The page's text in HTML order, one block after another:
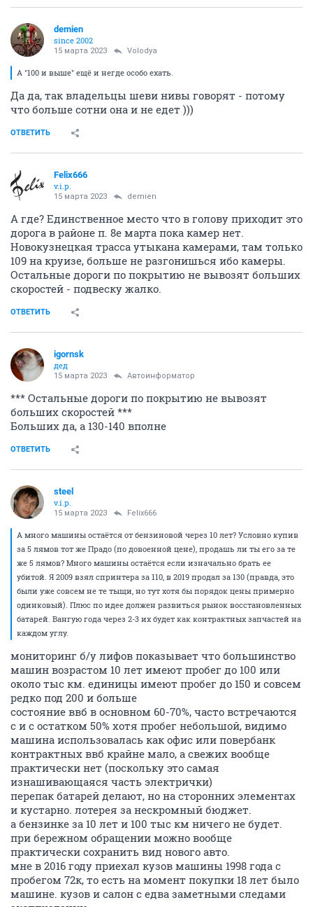
demien
since 2002
15 марта 2023 Volodya
А "100 и выше" ещё и негде особо ехать.
Да да, так владельцы шеви нивы говорят - потому
что больше сотни она и не едет )))
ОТВЕТИТЬ
Felix666
v.i.p.
15 марта 2023 demien
А где? Единственное место что в голову приходит это
дорога в районе п. 8е марта пока камер нет.
Новокузнецкая трасса утыкана камерами, там только
109 на круизе, больше не разгонишься ибо камеры.
Остальные дороги по покрытию не вывозят больших
скоростей - подвеску жалко.
ОТВЕТИТЬ
igornsk
дед
15 марта 2023 Автоинформатор
*** Остальные дороги по покрытию не вывозят
больших скоростей ***
Больших да, а 130-140 вполне
ОТВЕТИТЬ
steel
v.i.p.
15 марта 2023 Felix666
А много машины остаётся от бензиновой через 10 лет? Условно купив
за 5 лямов тот же Прадо (по довоенной цене), продашь ли ты его за те
же 5 лямов? Много машины остаётся если изначально брать ее
убитой. Я 2009 взял спринтера за 110, в 2019 продал за 130 (правда, это
были уже совсем не те тыщи, но тут хотя бы порядок цены примерно
одинковый). Плюс по идее должен развиться рынок восстановленных
батарей. Вангую года через 2-3 их будет как контрактных запчастей на
каждом углу.
мониторинг б/у лифов показывает что большинство
машин возрастом 10 лет имеют пробег до 100 или
около тыс км. единицы имеют пробег до 150 и совсем
редко под 200 и больше
состояние ввб в основном 60-70%, часто встречаются
с и с остатком 50% хотя пробег небольшой, видимо
машина использовалась как офис или повербанк
контрактных ввб крайне мало, а свежих вообще
практически нет (поскольку это самая
изнашивающаяся часть электрички)
перепак батарей делают, но на сторонних элементах
и кустарно. лотерея за нескромный бюджет.
а бензинке за 10 лет и 100 тыс км ничего не будет.
при бережном обращении можно вообще
практически сохранить вид нового авто.
мне в 2016 году приехал кузов машины 1998 года с
пробегом 72к, то есть на момент покупки 18 лет было
машине. кузов и салон с едва заметными следами